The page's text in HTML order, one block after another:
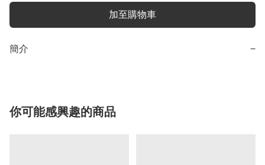
加至購物車
簡介 −
你可能感興趣的商品